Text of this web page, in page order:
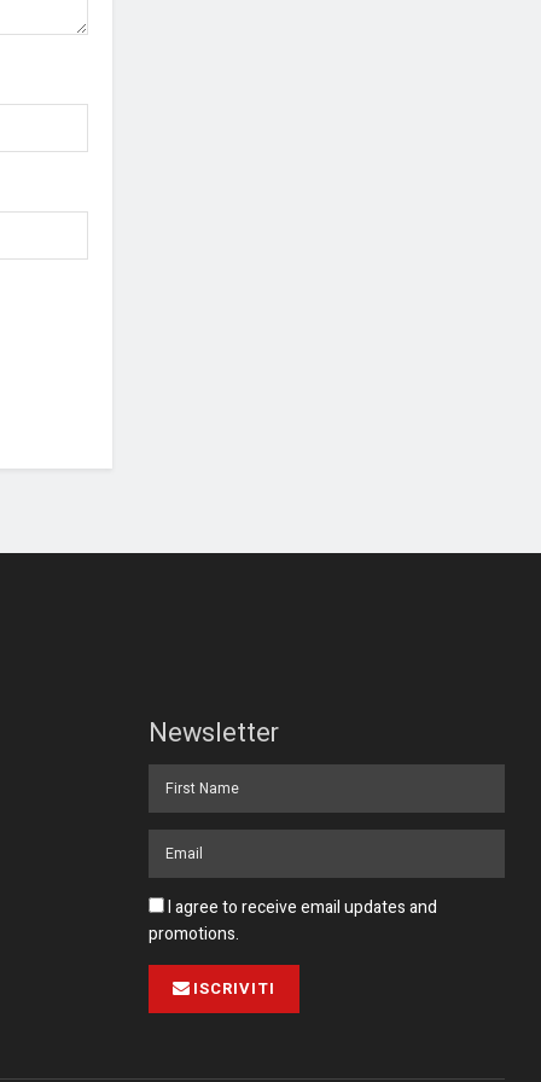
Newsletter
I agree to receive email updates and
promotions.
ISCRIVITI